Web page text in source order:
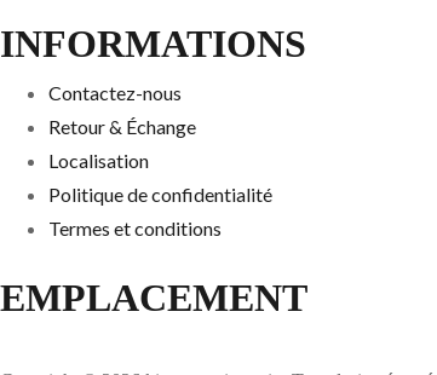
INFORMATIONS
Contactez-nous
Retour & Échange
Localisation
Politique de confidentialité
Termes et conditions
EMPLACEMENT